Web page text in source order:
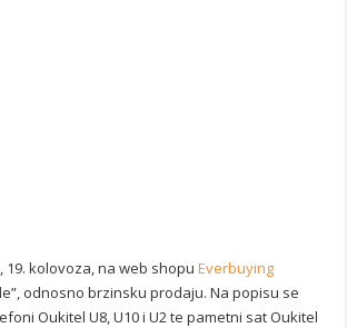
19. kolovoza, na web shopuEverbuying
odnosno brzinsku prodaju. Na popisu se
Oukitel U8, U10 i U2 te pametni sat Oukitel